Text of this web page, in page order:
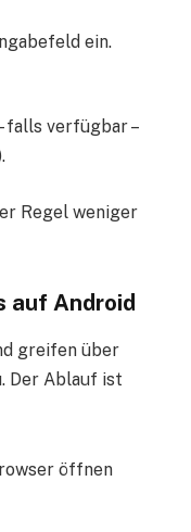
ein.
falls verfügbar –
Regel weniger
auf Android
greifen über
Der Ablauf ist
öffnen